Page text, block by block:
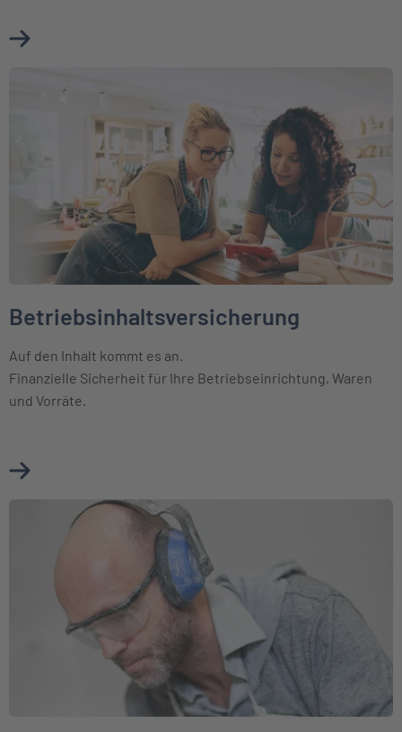
Mehr über Betriebsgebäudeversicherung erfahren
Betriebsinhaltsversicherung
Auf den Inhalt kommt es an.
Finanzielle Sicherheit für Ihre Betriebseinrichtung, Waren
und Vorräte.
Mehr über Betriebsinhaltsversicherung erfahren
Weiter zu Betriebsausfallversicherung